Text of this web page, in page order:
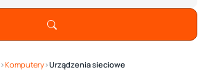
›Komputery›Urządzenia sieciowe